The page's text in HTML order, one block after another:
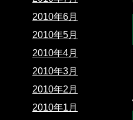
2010年6月
2010年5月
2010年4月
2010年3月
2010年2月
2010年1月